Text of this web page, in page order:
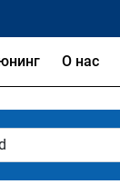
О нас